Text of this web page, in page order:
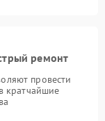
ремонт
провести
кратчайшие